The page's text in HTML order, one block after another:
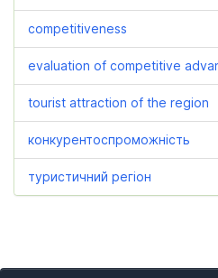
competitiveness
evaluation of competitive
tourist attraction of the region
конкурентоспроможність
туристичний регіон